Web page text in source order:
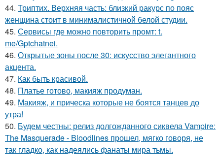
44. Триптих. Верхняя часть: близкий ракурс по пояс
женщина стоит в минималистичной белой студии.
45. Сервисы где можно повторить промт: t.
me/Gptchatnei.
46. Открытые зоны после 30: искусство элегантного
акцента.
47. Как быть красивой.
48. Платье готово, макияж продуман.
49. Макияж, и прическа которые не боятся танцев до
утра!
50. Будем честны: релиз долгожданного сиквела Vampire:
The Masquerade - Bloodlines прошел, мягко говоря, не
так гладко, как надеялись фанаты мира тьмы.